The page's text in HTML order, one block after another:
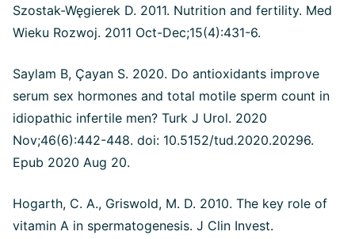
Szostak-Węgierek D. 2011. Nutrition and fertility. Med
Wieku Rozwoj. 2011 Oct-Dec;15(4):431-6.
Saylam B, Çayan S. 2020. Do antioxidants improve
serum sex hormones and total motile sperm count in
idiopathic infertile men? Turk J Urol. 2020
Nov;46(6):442-448. doi: 10.5152/tud.2020.20296.
Epub 2020 Aug 20.
Hogarth, C. A., Griswold, M. D. 2010. The key role of
vitamin A in spermatogenesis. J Clin Invest.